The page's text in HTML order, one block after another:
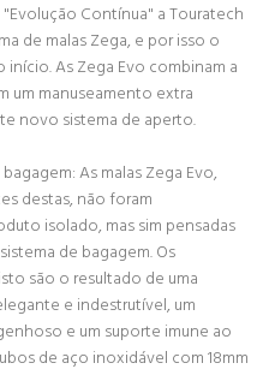
Contínua" a Touratech
de malas Zega, e por isso o
As Zega Evo combinam a
um manuseamento extra
novo sistema de aperto.
As malas Zega Evo,
destas, não foram
isolado, mas sim pensadas
de bagagem. Os
são o resultado de uma
e indestrutível, um
e um suporte imune ao
de aço inoxidável com 18mm